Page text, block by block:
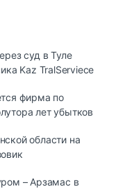
суд в Туле
Kaz TralServiece
фирма по
лет убытков
области на
– Арзамас в